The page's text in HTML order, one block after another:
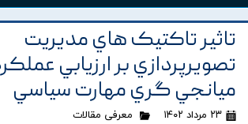
تاثير تاکتيک هاي مديريت
تصويرپردازي بر ارزيابي
ميانجي گري مهارت سياسي
۲۳ مرداد ۱۴۰۲ معرفی مقالات